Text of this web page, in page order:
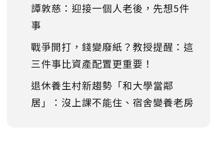
譚敦慈：迎接一個人老後，先想5件
事
戰爭開打，錢變廢紙？教授提醒：這
三件事比資產配置更重要！
退休養生村新趨勢「和大學當鄰
居」：沒上課不能住、宿舍變養老房